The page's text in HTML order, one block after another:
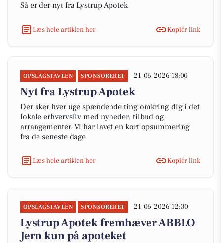
Så er der nyt fra Lystrup Apotek
Læs hele artiklen her Kopiér link
OPSLAGSTAVLEN SPONSORERET 21-06-2026 18:00
Nyt fra Lystrup Apotek
Der sker hver uge spændende ting omkring dig i det
lokale erhvervsliv med nyheder, tilbud og
arrangementer. Vi har lavet en kort opsummering
fra de seneste dage
Læs hele artiklen her Kopiér link
OPSLAGSTAVLEN SPONSORERET 21-06-2026 12:30
Lystrup Apotek fremhæver ABBLO
Jern kun på apoteket